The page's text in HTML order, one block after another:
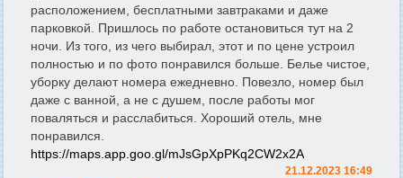
расположением, бесплатными завтраками и даже
парковкой. Пришлось по работе остановиться тут на 2
ночи. Из того, из чего выбирал, этот и по цене устроил
полностью и по фото понравился больше. Белье чистое,
уборку делают номера ежедневно. Повезло, номер был
даже с ванной, а не с душем, после работы мог
поваляться и расслабиться. Хороший отель, мне
понравился.
https://maps.app.goo.gl/mJsGpXpPKq2CW2x2A
21.12.2023 16:49